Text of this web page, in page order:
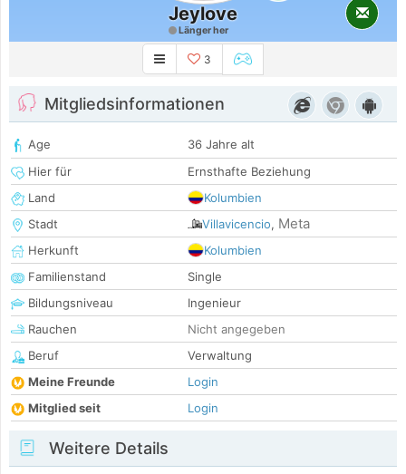
Jeylove
Länger her
3
Mitgliedsinformationen
Age
36 Jahre alt
Hier für
Ernsthafte Beziehung
Land
Kolumbien
Stadt
Villavicencio, Meta
Herkunft
Kolumbien
Familienstand
Single
Bildungsniveau
Ingenieur
Rauchen
Nicht angegeben
Beruf
Verwaltung
Meine Freunde
Login
Mitglied seit
Login
Weitere Details